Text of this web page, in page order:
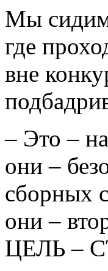
Мы сидим
где
вне
– Это –
они –
сборных
они –
ЦЕЛЬ –